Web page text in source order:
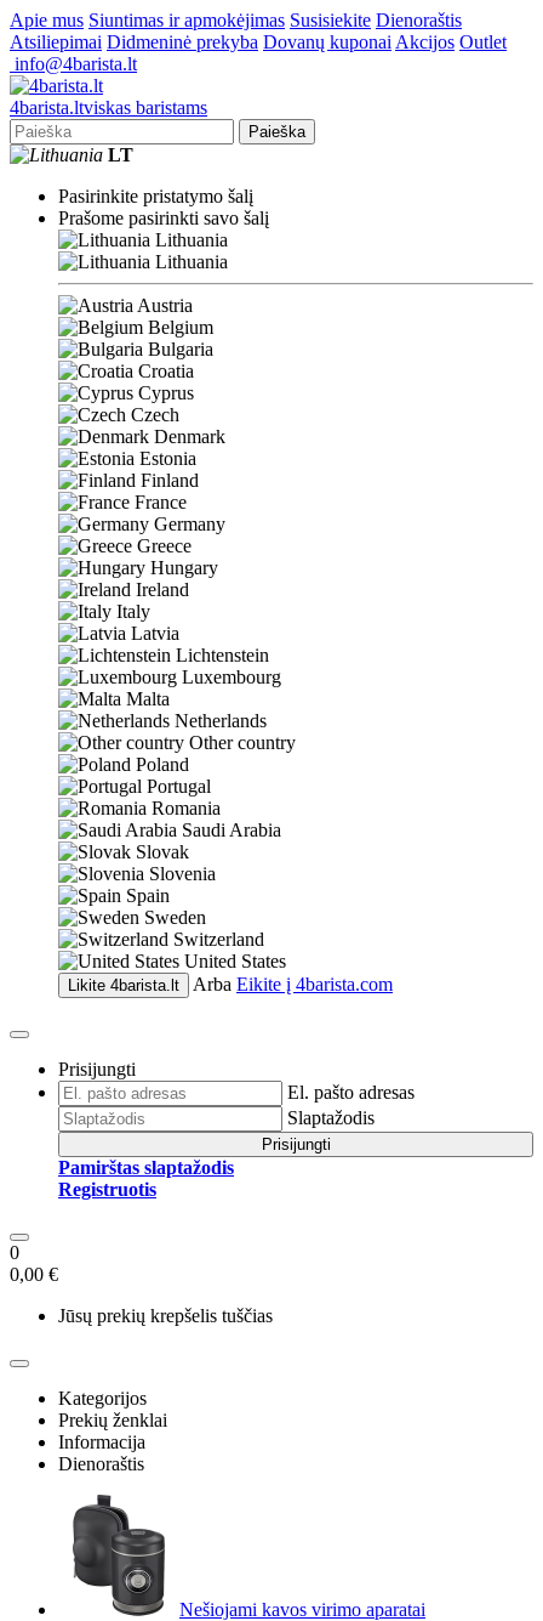
Apie mus Siuntimas ir apmokėjimas Susisiekite Dienoraštis
Atsiliepimai Didmeninė prekyba Dovanų kuponai Akcijos Outlet
info@4barista.lt
4barista.ltviskas baristams
Paieška
LT
Pasirinkite pristatymo šalį
Prašome pasirinkti savo šalį
Lithuania
Lithuania
Austria
Belgium
Bulgaria
Croatia
Cyprus
Czech
Denmark
Estonia
Finland
France
Germany
Greece
Hungary
Ireland
Italy
Latvia
Lichtenstein
Luxembourg
Malta
Netherlands
Other country
Poland
Portugal
Romania
Saudi Arabia
Slovak
Slovenia
Spain
Sweden
Switzerland
United States
Likite 4barista.lt Arba Eikite į 4barista.com
Prisijungti
El. pašto adresas
Slaptažodis
Prisijungti
Pamirštas slaptažodis
Registruotis
0
0,00 €
Jūsų prekių krepšelis tuščias
Kategorijos
Prekių ženklai
Informacija
Dienoraštis
Nešiojami kavos virimo aparatai